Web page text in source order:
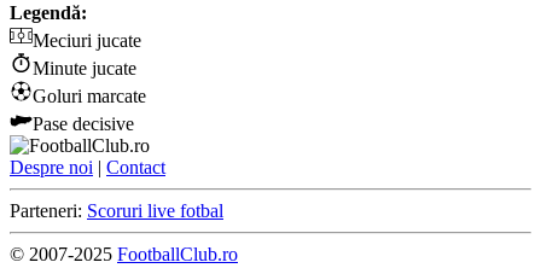
Legendă:
Meciuri jucate
Minute jucate
Goluri marcate
Pase decisive
Despre noi | Contact
Parteneri: Scoruri live fotbal
© 2007-2025 FootballClub.ro